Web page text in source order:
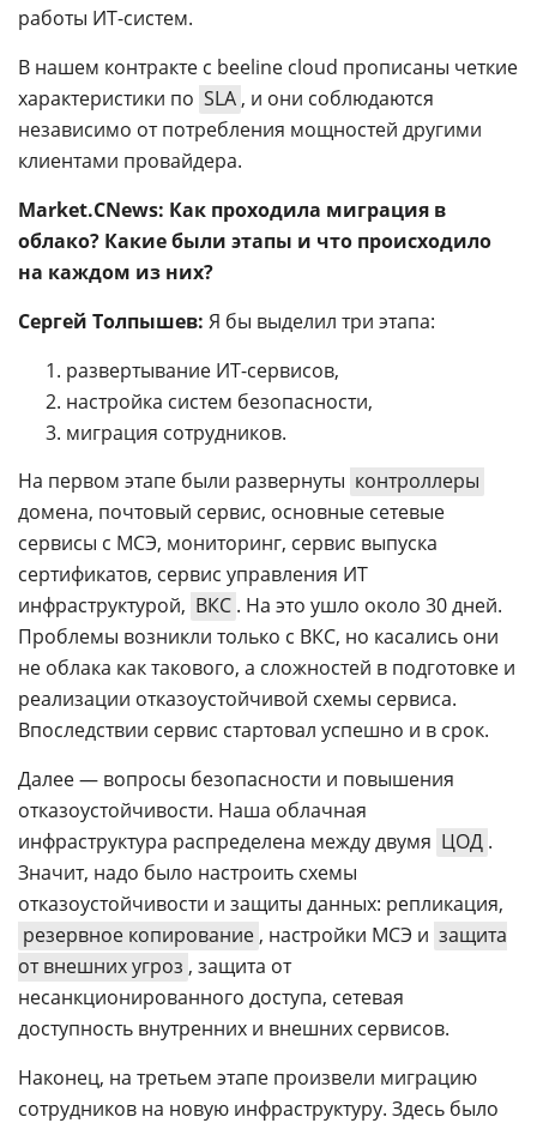
работы ИТ-систем.
В нашем контракте с beeline cloud прописаны четкие
характеристики по SLA , и они соблюдаются
независимо от потребления мощностей другими
клиентами провайдера.
Market.CNews: Как проходила миграция в
облако? Какие были этапы и что происходило
на каждом из них?
Сергей Толпышев: Я бы выделил три этапа:
развертывание ИТ-сервисов,
настройка систем безопасности,
миграция сотрудников.
На первом этапе были развернуты контроллеры
домена, почтовый сервис, основные сетевые
сервисы с МСЭ, мониторинг, сервис выпуска
сертификатов, сервис управления ИТ
инфраструктурой, ВКС . На это ушло около 30 дней.
Проблемы возникли только с ВКС, но касались они
не облака как такового, а сложностей в подготовке и
реализации отказоустойчивой схемы сервиса.
Впоследствии сервис стартовал успешно и в срок.
Далее — вопросы безопасности и повышения
отказоустойчивости. Наша облачная
инфраструктура распределена между двумя ЦОД .
Значит, надо было настроить схемы
отказоустойчивости и защиты данных: репликация,
резервное копирование , настройки МСЭ и защита
от внешних угроз , защита от
несанкционированного доступа, сетевая
доступность внутренних и внешних сервисов.
Наконец, на третьем этапе произвели миграцию
сотрудников на новую инфраструктуру. Здесь было